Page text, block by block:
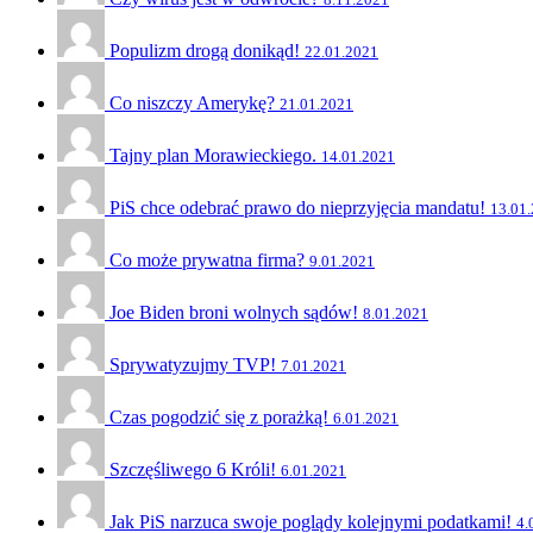
Populizm drogą donikąd! 22.01.2021
Co niszczy Amerykę? 21.01.2021
Tajny plan Morawieckiego. 14.01.2021
PiS chce odebrać prawo do nieprzyjęcia mandatu!
Co może prywatna firma? 9.01.2021
Joe Biden broni wolnych sądów! 8.01.2021
Sprywatyzujmy TVP! 7.01.2021
Czas pogodzić się z porażką! 6.01.2021
Szczęśliwego 6 Króli! 6.01.2021
Jak PiS narzuca swoje poglądy kolejnymi podatkami!